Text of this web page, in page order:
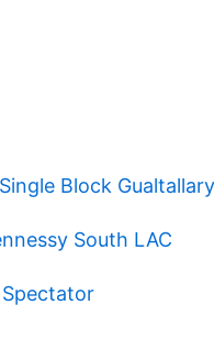
Block
South LAC